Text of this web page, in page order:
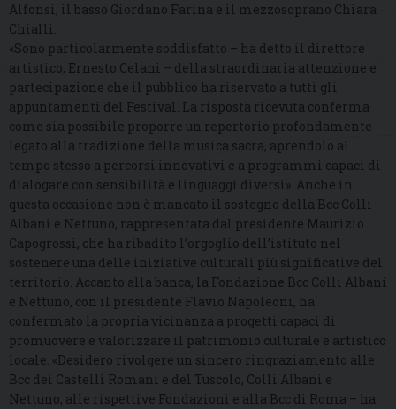
Alfonsi, il basso Giordano Farina e il mezzosoprano Chiara
Chialli.
«Sono particolarmente soddisfatto – ha detto il direttore
artistico, Ernesto Celani – della straordinaria attenzione e
partecipazione che il pubblico ha riservato a tutti gli
appuntamenti del Festival. La risposta ricevuta conferma
come sia possibile proporre un repertorio profondamente
legato alla tradizione della musica sacra, aprendolo al
tempo stesso a percorsi innovativi e a programmi capaci di
dialogare con sensibilità e linguaggi diversi». Anche in
questa occasione non è mancato il sostegno della Bcc Colli
Albani e Nettuno, rappresentata dal presidente Maurizio
Capogrossi, che ha ribadito l’orgoglio dell’istituto nel
sostenere una delle iniziative culturali più significative del
territorio. Accanto alla banca, la Fondazione Bcc Colli Albani
e Nettuno, con il presidente Flavio Napoleoni, ha
confermato la propria vicinanza a progetti capaci di
promuovere e valorizzare il patrimonio culturale e artistico
locale. «Desidero rivolgere un sincero ringraziamento alle
Bcc dei Castelli Romani e del Tuscolo, Colli Albani e
Nettuno, alle rispettive Fondazioni e alla Bcc di Roma – ha